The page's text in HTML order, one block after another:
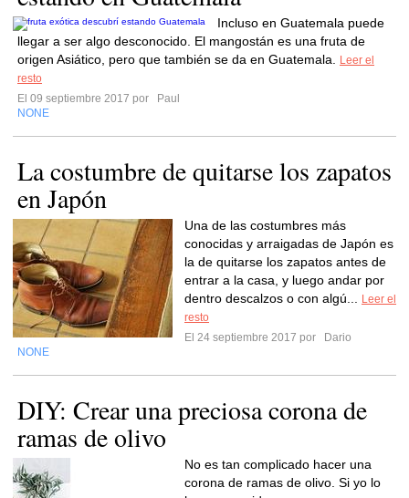
Incluso en Guatemala puede
llegar a ser algo desconocido. El mangostán es una fruta de
origen Asiático, pero que también se da en Guatemala.
Leer el
resto
El 09 septiembre 2017 por
Paul
NONE
La costumbre de quitarse los zapatos
en Japón
Una de las costumbres más
conocidas y arraigadas de Japón es
la de quitarse los zapatos antes de
entrar a la casa, y luego andar por
dentro descalzos o con algú...
Leer el
resto
El 24 septiembre 2017 por
Dario
NONE
DIY: Crear una preciosa corona de
ramas de olivo
No es tan complicado hacer una
corona de ramas de olivo. Si yo lo